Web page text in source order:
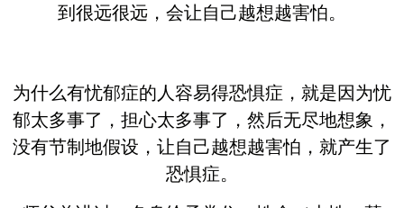
到很远很远，会让自己越想越害怕。
为什么有忧郁症的人容易得恐惧症，就是因为忧
郁太多事了，担心太多事了，然后无尽地想象，
没有节制地假设，让自己越想越害怕，就产生了
恐惧症。